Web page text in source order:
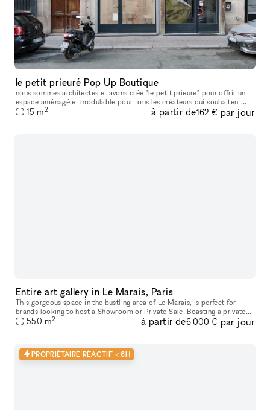
le petit prieuré Pop Up Boutique
nous sommes architectes et avons créé "le petit prieure" pour offrir un
espace aménagé et modulable pour tous les créateurs qui souhaitent
présenter leur travaux ( designers, artistes, céramistes, ph
15 m2 à partir de162 € par jour
Entire art gallery in Le Marais, Paris
This gorgeous space in the bustling area of Le Marais, is perfect for
brands looking to host a Showroom or Private Sale. Boasting a private
entrance that creates a well-lit ambiance. With a trendy m
550 m2 à partir de6 000 € par jour
PROPRIÉTAIRE RÉACTIF < 6H